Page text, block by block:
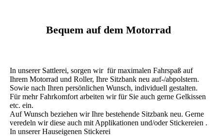
Bequem auf dem Motorrad
In unserer Sattlerei, sorgen wir für maximalen Fahrspaß auf
Ihrem Motorrad und Roller, Ihre Sitzbank neu auf-/abpolstern.
Sowie nach Ihren persönlichen Wunsch, individuell gestalten.
Für mehr Fahrkomfort arbeiten wir für Sie auch gerne Gelkissen
etc. ein.
Auf Wunsch beziehen wir Ihre bestehende Sitzbank neu. Gerne
veredeln wir diese auch mit Applikationen und/oder Stickereien .
In unserer Hauseigenen Stickerei